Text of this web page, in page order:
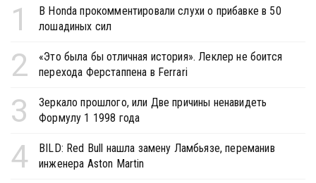
1
В Honda прокомментировали слухи о прибавке в 50
лошадиных сил
2
«Это была бы отличная история». Леклер не боится
перехода Ферстаппена в Ferrari
3
Зеркало прошлого, или Две причины ненавидеть
Формулу 1 1998 года
4
BILD: Red Bull нашла замену Ламбьязе, переманив
инженера Aston Martin